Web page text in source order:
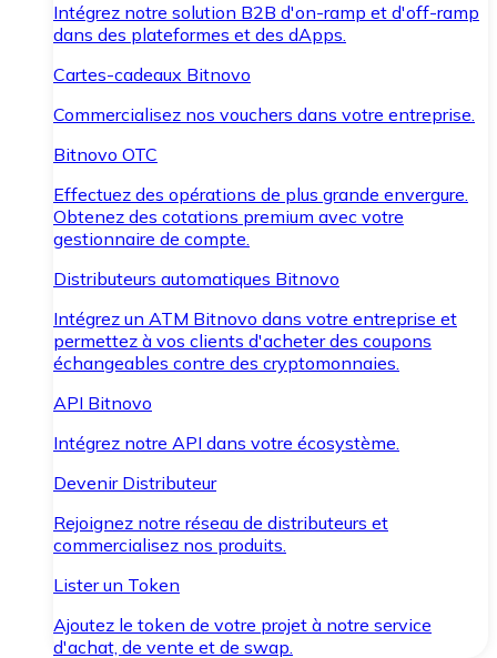
Intégrez notre solution B2B d'on-ramp et d'off-ramp
dans des plateformes et des dApps.
Cartes-cadeaux Bitnovo
Commercialisez nos vouchers dans votre entreprise.
Bitnovo OTC
Effectuez des opérations de plus grande envergure.
Obtenez des cotations premium avec votre
gestionnaire de compte.
Distributeurs automatiques Bitnovo
Intégrez un ATM Bitnovo dans votre entreprise et
permettez à vos clients d'acheter des coupons
échangeables contre des cryptomonnaies.
API Bitnovo
Intégrez notre API dans votre écosystème.
Devenir Distributeur
Rejoignez notre réseau de distributeurs et
commercialisez nos produits.
Lister un Token
Ajoutez le token de votre projet à notre service
d'achat, de vente et de swap.